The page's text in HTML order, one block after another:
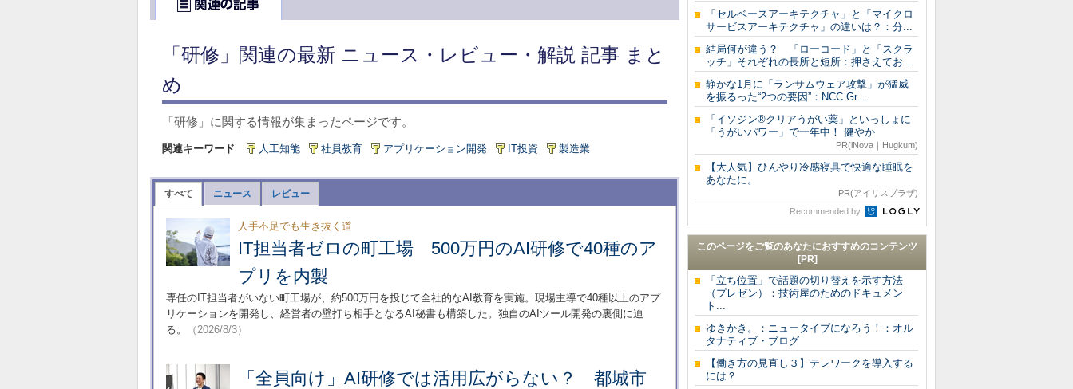
「研修」関連の最新 ニュース・レビュー・解説 記事 まと
め
「研修」に関する情報が集まったページです。
関連キーワード 人工知能 社員教育 アプリケーション開発 IT投資 製造業
すべて ニュース レビュー
人手不足でも生き抜く道
IT担当者ゼロの町工場 500万円のAI研修で40種のア
プリを内製
専任のIT担当者がいない町工場が、約500万円を投じて全社的なAI教育を実施。現場主導で40種以上のアプ
リケーションを開発し、経営者の壁打ち相手となるAI秘書も構築した。独自のAIツール開発の裏側に迫
る。
（2026/8/3）
「全員向け」AI研修では活用広がらない？ 都城市
「セルベースアーキテクチャ」と「マイクロ
サービスアーキテクチャ」の違いは？：分...
結局何が違う？ 「ローコード」と「スクラ
ッチ」それぞれの長所と短所：押さえてお...
静かな1月に「ランサムウェア攻撃」が猛威
を振るった“2つの要因”：NCC Gr...
「イソジン®クリアうがい薬」といっしょに
「うがいパワー」で一年中！ 健やか
PR(iNova｜Hugkum)
【大人気】ひんやり冷感寝具で快適な睡眠を
あなたに。
PR(アイリスプラザ)
Recommended by
このページをご覧のあなたにおすすめのコンテンツ
[PR]
「立ち位置」で話題の切り替えを示す方法
（プレゼン）：技術屋のためのドキュメン
ト...
ゆきかき。：ニュータイプになろう！：オル
タナティブ・ブログ
【働き方の見直し３】テレワークを導入する
には？